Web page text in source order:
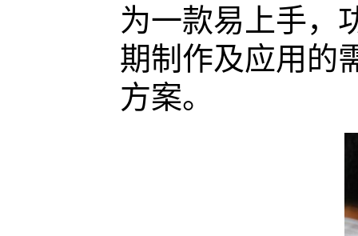
为一款易上手，
期制作及应用的
方案。